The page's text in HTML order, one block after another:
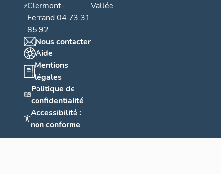
Clermont-
Ferrand 04 73 31
85 92
Nous contacter
Aide
Mentions
légales
Politique de
confidentialité
Accessibilité :
non conforme
Vallée